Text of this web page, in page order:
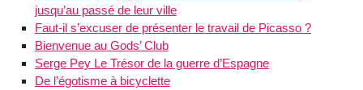
jusqu’au passé de leur ville
Faut-il s’excuser de présenter le travail de Picasso ?
Bienvenue au Gods’ Club
Serge Pey Le Trésor de la guerre d’Espagne
De l’égotisme à bicyclette